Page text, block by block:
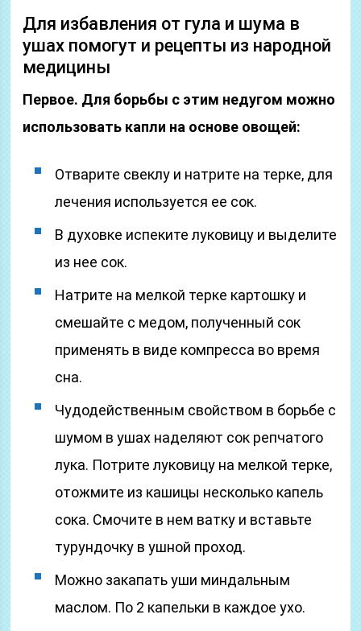
Для избавления от гула и шума в
ушах помогут и рецепты из народной
медицины
Первое. Для борьбы с этим недугом можно
использовать капли на основе овощей:
Отварите свеклу и натрите на терке, для
лечения используется ее сок.
В духовке испеките луковицу и выделите
из нее сок.
Натрите на мелкой терке картошку и
смешайте с медом, полученный сок
применять в виде компресса во время
сна.
Чудодейственным свойством в борьбе с
шумом в ушах наделяют сок репчатого
лука. Потрите луковицу на мелкой терке,
отожмите из кашицы несколько капель
сока. Смочите в нем ватку и вставьте
турундочку в ушной проход.
Можно закапать уши миндальным
маслом. По 2 капельки в каждое ухо.